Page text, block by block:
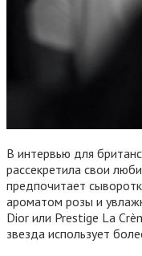
В интервью для
рассекретила свои
предпочитает
ароматом розы и
Dior или Prestige La
звезда использует